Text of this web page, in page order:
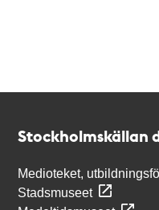
Stockholmskällan
Medioteket,
Stadsmuseet